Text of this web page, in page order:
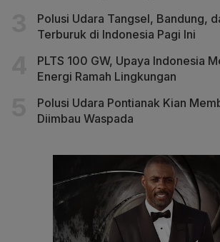
Polusi Udara Tangsel, Bandung,
Terburuk di Indonesia Pagi Ini
PLTS 100 GW, Upaya Indonesia
Energi Ramah Lingkungan
Polusi Udara Pontianak Kian
Diimbau Waspada